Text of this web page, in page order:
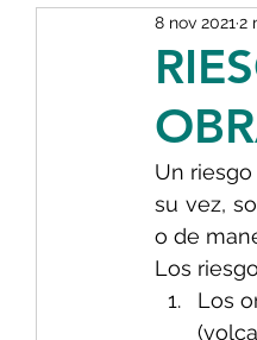
8 nov 2021 2
Un
su vez,
o de
Los
Los